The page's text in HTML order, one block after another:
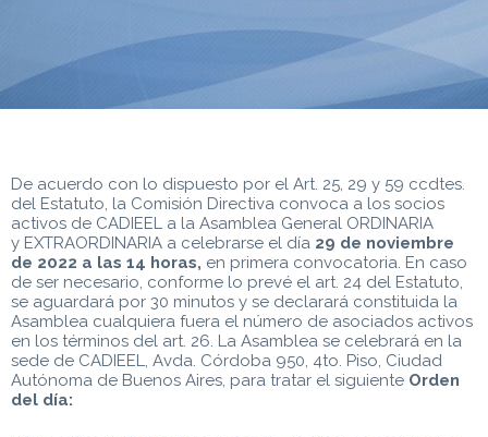
De acuerdo con lo dispuesto por el Art. 25, 29 y 59 ccdtes.
del Estatuto, la Comisión Directiva convoca a los socios
activos de CADIEEL a la Asamblea General ORDINARIA
y EXTRAORDINARIA a celebrarse el día 29 de noviembre
de 2022 a las 14 horas, en primera convocatoria. En caso
de ser necesario, conforme lo prevé el art. 24 del Estatuto,
se aguardará por 30 minutos y se declarará constituida la
Asamblea cualquiera fuera el número de asociados activos
en los términos del art. 26. La Asamblea se celebrará en la
sede de CADIEEL, Avda. Córdoba 950, 4to. Piso, Ciudad
Autónoma de Buenos Aires, para tratar el siguiente Orden
del día: